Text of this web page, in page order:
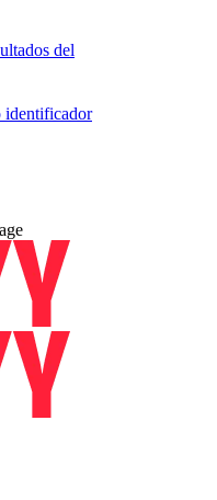
del
identificador